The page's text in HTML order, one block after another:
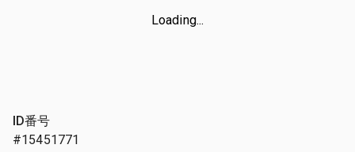
Loading...
ID番号
#15451771